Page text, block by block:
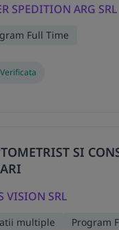
SPEDITION ARG SRL
Full Time
SI
VISION SRL
multiple
Program